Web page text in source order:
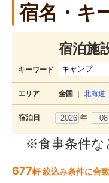
宿名・キ
宿泊施
キーワード
エリア 全国 北海道
宿泊日 年
※食事条件な
677軒 絞込み条件に合致